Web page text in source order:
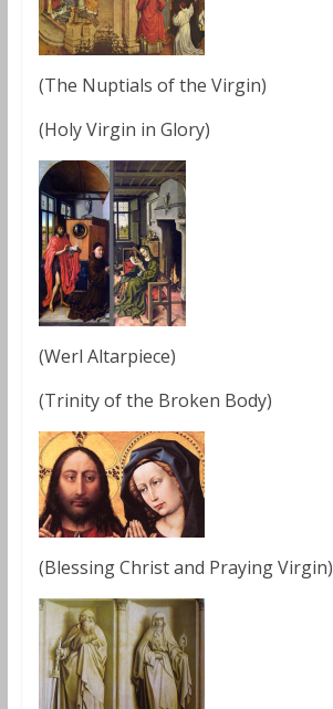
(The Nuptials of the Virgin)
(Holy Virgin in Glory)
(Werl Altarpiece)
(Trinity of the Broken Body)
(Blessing Christ and Praying Virgin)